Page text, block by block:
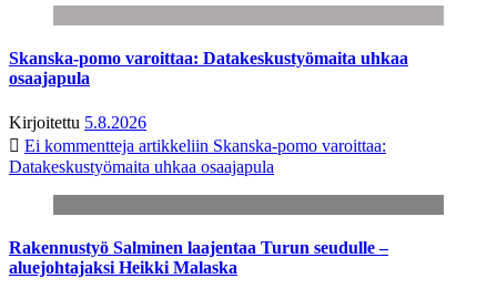
Skanska-pomo varoittaa: Datakeskustyömaita uhkaa
osaajapula
Kirjoitettu 5.8.2026
Ei kommentteja artikkeliin Skanska-pomo varoittaa:
Datakeskustyömaita uhkaa osaajapula
Rakennustyö Salminen laajentaa Turun seudulle –
aluejohtajaksi Heikki Malaska